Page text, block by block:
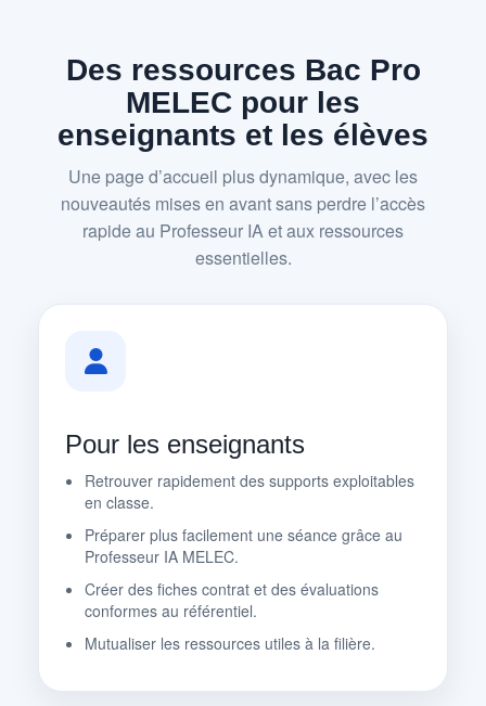
Des ressources Bac Pro
MELEC pour les
enseignants et les élèves
Une page d’accueil plus dynamique, avec les
nouveautés mises en avant sans perdre l’accès
rapide au Professeur IA et aux ressources
essentielles.
Pour les enseignants
Retrouver rapidement des supports exploitables
en classe.
Préparer plus facilement une séance grâce au
Professeur IA MELEC.
Créer des fiches contrat et des évaluations
conformes au référentiel.
Mutualiser les ressources utiles à la filière.